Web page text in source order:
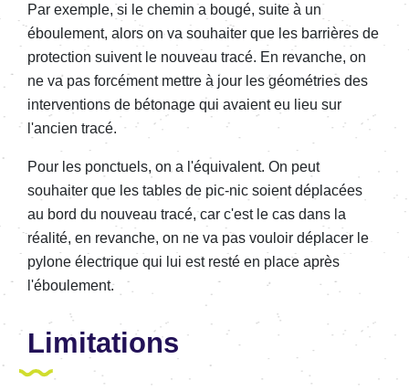
Par exemple, si le chemin a bougé, suite à un
éboulement, alors on va souhaiter que les barrières de
protection suivent le nouveau tracé. En revanche, on
ne va pas forcément mettre à jour les géométries des
interventions de bétonage qui avaient eu lieu sur
l'ancien tracé.
Pour les ponctuels, on a l'équivalent. On peut
souhaiter que les tables de pic-nic soient déplacées
au bord du nouveau tracé, car c'est le cas dans la
réalité, en revanche, on ne va pas vouloir déplacer le
pylone électrique qui lui est resté en place après
l'éboulement.
Limitations